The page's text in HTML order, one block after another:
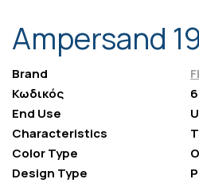
Ampersand
Brand
Κωδικός
End Use
Characteristics
Color Type
Design Type